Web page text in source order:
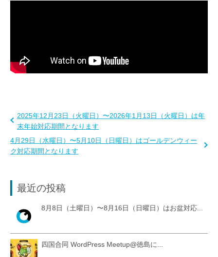
2025年12月23日（火曜日）〜2026年1月13日（火曜日）は年
末年始対応期間となります
4月29日（水曜日）〜5月10日（日曜日）はゴールデンウィー
ク対応期間となります
最近の投稿
8月8日（土曜日）〜8月16日（日曜日）はお盆対応...
四国合同 WordPress Meetup@徳島に...